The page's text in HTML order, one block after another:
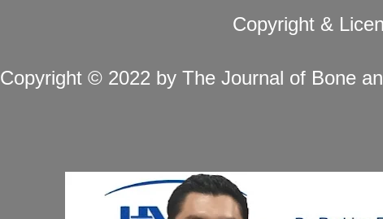
Copyright &
Copyright © 2022 by The Journal of Bone